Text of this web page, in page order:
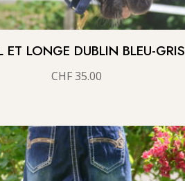
ET LONGE DUBLIN BLEU-GRIS
CHF35.00